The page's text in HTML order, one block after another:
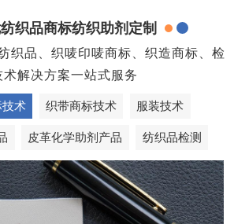
织品商标纺织助剂定制
织品、织唛印唛商标、织造商标、检
术解决方案一站式服务
术 织带商标技术 服装技术
皮革化学助剂产品 纺织品检测